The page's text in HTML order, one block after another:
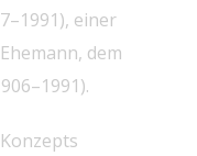
einer
dem